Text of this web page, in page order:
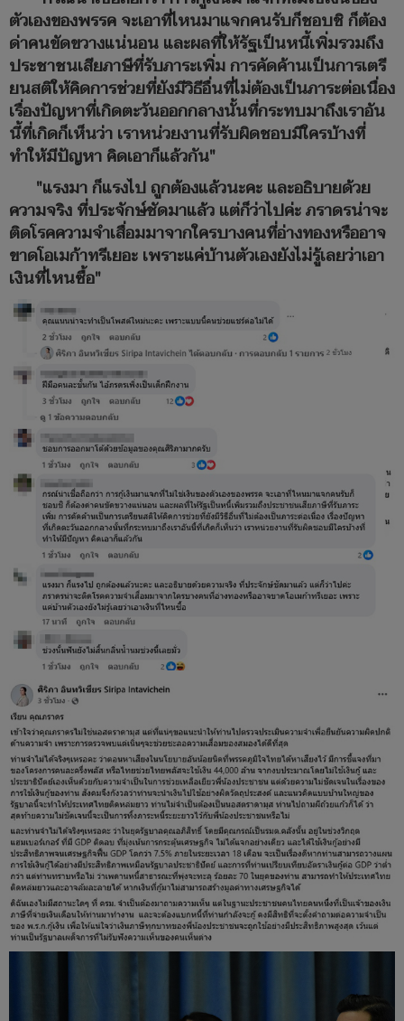
ตัวเองของพรรค จะเอาที่ไหนมาแจกคนรับก็ชอบชิ ก็ต้อง
ด่าคนขัดขวางแน่นอน และผลที่ให้รัฐเป็นหนี้เพิ่มรวมถึง
ประชาชนเสียภาษีที่รับภาระเพิ่ม การคัดค้านเป็นการเตรี
ยนสติให้คิดการช่วยที่ยังมีวิธีอื่นที่ไม่ต้องเป็นภาระต่อเนื่อง
เรื่องปัญหาที่เกิดตะวันออกกลางนั้นที่กระทบมาถึงเราอัน
นี้ที่เกิดก็เห็นว่า เราหน่วยงานที่รับผิดชอบมีใครบ้างที่
ทำให้มีปัญหา คิดเอาก็แล้วกัน"
"แรงมา ก็แรงไป ถูกต้องแล้วนะคะ และอธิบายด้วย
ความจริง ที่ประจักษ์ชัดมาแล้ว แต่ก็ว่าไปค่ะ ภราดรน่าจะ
ติดโรคความจำเสื่อมมาจากใครบางคนที่อ่างทองหรืออาจ
ขาดโอเมก้าทรีเยอะ เพราะแค่บ้านตัวเองยังไม่รู้เลยว่าเอา
เงินที่ไหนซื้อ"